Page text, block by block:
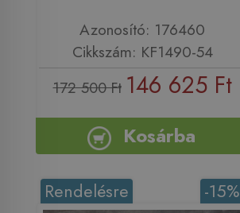
Azonosító: 176460
Cikkszám: KF1490-54
172 500 Ft 146 625 Ft
Kosárba
-15%
Rendelésre